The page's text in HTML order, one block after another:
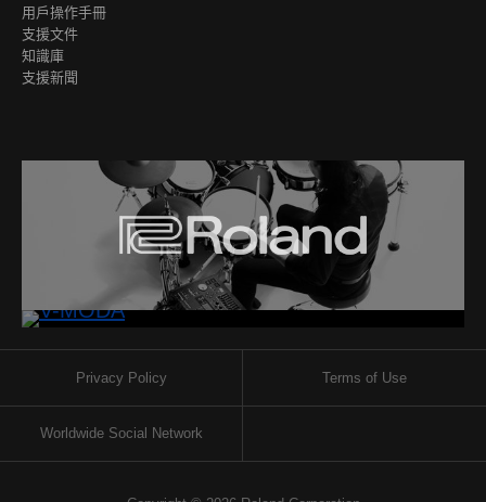
用戶操作手冊
支援文件
知識庫
支援新聞
Privacy Policy Terms of Use
Worldwide Social Network